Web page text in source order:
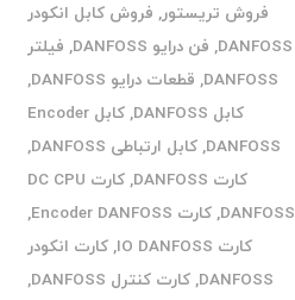
فروش تریستور, فروش کابل انکودر
DANFOSS
, فن درایو DANFOSS , فیلتر
DANFOSS
, قطعات درایو DANFOSS
,
کابل DANFOSS
,
کابل Encoder
DANFOSS
,کابل ارتباطی DANFOSS
,
کارت DANFOSS
,
کارت DC CPU
DANFOSS
,کارت Encoder DANFOSS
,
کارت IO DANFOSS
,کارت انکودر
DANFOSS
,کارت کنترل DANFOSS
,